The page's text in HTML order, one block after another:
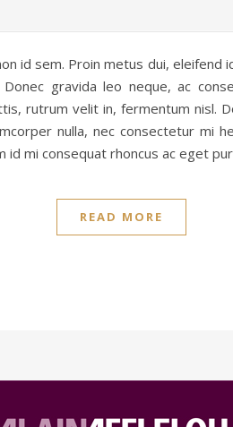
id sem. Proin metus dui, eleifend
gravida leo neque, ac
rutrum velit in, fermentum nisl.
nulla, nec consectetur mi
mi consequat rhoncus ac eget
READ MORE